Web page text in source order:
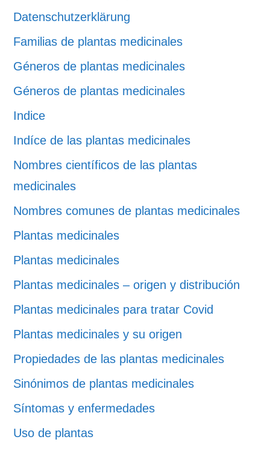
Datenschutzerklärung
Familias de plantas medicinales
Géneros de plantas medicinales
Géneros de plantas medicinales
Indice
Indíce de las plantas medicinales
Nombres científicos de las plantas
medicinales
Nombres comunes de plantas medicinales
Plantas medicinales
Plantas medicinales
Plantas medicinales – origen y distribución
Plantas medicinales para tratar Covid
Plantas medicinales y su origen
Propiedades de las plantas medicinales
Sinónimos de plantas medicinales
Síntomas y enfermedades
Uso de plantas